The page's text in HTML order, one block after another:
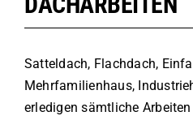
Satteldach, Flachdach,
Mehrfamilienhaus,
erledigen sämtliche